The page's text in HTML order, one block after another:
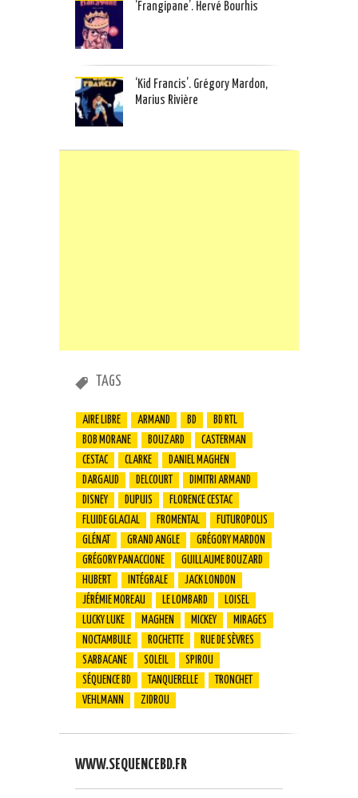
‘Frangipane’. Hervé Bourhis
‘Kid Francis’. Grégory Mardon,
Marius Rivière
TAGS
AIRE LIBRE ARMAND BD
BD RTL
BOB MORANE
BOUZARD
CASTERMAN
CESTAC
CLARKE
DANIEL MAGHEN
DARGAUD
DELCOURT
DIMITRI ARMAND
DISNEY
DUPUIS
FLORENCE CESTAC
FLUIDE GLACIAL
FROMENTAL
FUTUROPOLIS
GLÉNAT
GRAND ANGLE
GRÉGORY MARDON
GRÉGORY PANACCIONE
GUILLAUME BOUZARD
HUBERT
INTÉGRALE
JACK LONDON
JÉRÉMIE MOREAU
LE LOMBARD
LOISEL
LUCKY LUKE
MAGHEN MICKEY
MIRAGES
NOCTAMBULE
ROCHETTE
RUE DE SÈVRES
SARBACANE
SOLEIL
SPIROU
SÉQUENCE BD
TANQUERELLE
TRONCHET
VEHLMANN
ZIDROU
WWW.SEQUENCEBD.FR